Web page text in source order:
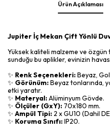
Ürün Açıklaması
Jupiter İç Mekan Çift Yönlü
Yüksek kaliteli malzeme ve özgün
sunduğu bu aplikler, evinizin
✨ Renk Seçenekleri:Beyaz,
✨ Görünüm:Beyaz tonlarında,
etki yaratır.
✨ Materyal:Alüminyum Gövde.
✨ Ölçüler (GxY): 70x180 mm.
✨ Ampül Tipi: 2 x GU10 (Dahil
✨ Koruma Sınıfı:IP20.